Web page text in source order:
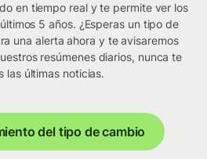
en tiempo real y te permite ver los
5 años. ¿Esperas un tipo de
una alerta ahora y te avisaremos
resúmenes diarios, nunca te
las últimas noticias.
del tipo de cambio